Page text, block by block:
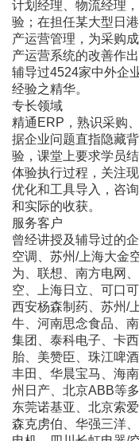
计划经理、物流经理
验；在担任某大型日
产运营管理，为采购
产运营系统的改善作
辅导过4524家中外企
经验之精华。
专长领域
精通ERP，熟识采购
据企业问题直指隐藏
验，课堂上要求学员
体验执行过程，关注
优化和工具导入，咨
和实际的收获。
服务客户
曾经讲授及辅导过的
空调、苏州/上海大金
为、联想、南方电网
空、上海日立、可口
西安杨森制药、苏州/
牛、河南思念食品、
集团、泰科电子、卡
胎、美赞臣、珠江啤
丰田、华晨宝马、海
州日产、北京ABB等
东莞诺基亚、北京索
森克虏伯、华强三洋